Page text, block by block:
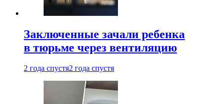
Заключенные зачали ребенка
в тюрьме через вентиляцию
2 года спустя2 года спустя